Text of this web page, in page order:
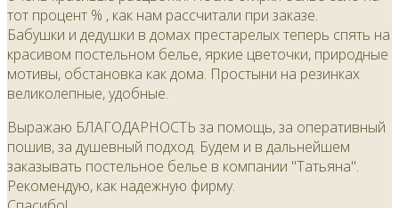
тот процент % , как нам рассчитали при заказе.
Бабушки и дедушки в домах престарелых теперь спять на
красивом постельном белье, яркие цветочки, природные
мотивы, обстановка как дома. Простыни на резинках
великолепные, удобные.
Выражаю БЛАГОДАРНОСТЬ за помощь, за оперативный
пошив, за душевный подход. Будем и в дальнейшем
заказывать постельное белье в компании "Татьяна".
Рекомендую, как надежную фирму.